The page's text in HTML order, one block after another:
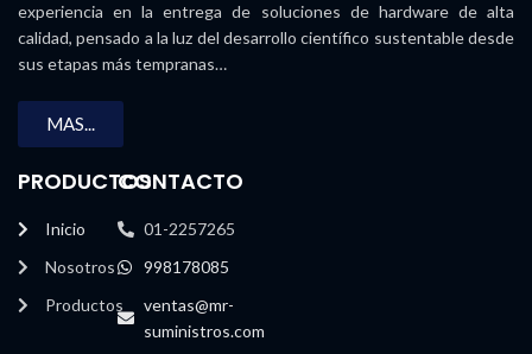
experiencia en la entrega de soluciones de hardware de alta
calidad, pensado a la luz del desarrollo científico sustentable desde
sus etapas más tempranas…
MAS...
PRODUCTOS
Inicio
Nosotros
Productos
CONTACTO
01-2257265
998178085
ventas@mr-
suministros.com